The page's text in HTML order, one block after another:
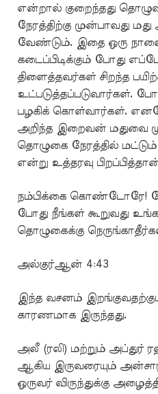
என்றால் குறைந்தது
நேரத்திற்கு முன்பாவது
வேண்டும். இதை ஒரு
கடைப்பிடிக்கும் போது
திளைத்தவர்கள் சிறந்த
உட்படுத்தப்படுவார்கள்.
பழகிக் கொள்வார்கள்.
அறிந்த இறைவன் மதுவை
தொழுகை நேரத்தில்
என்று உத்தரவு
நம்பிக்கை கொண்டோரே!
போது நீங்கள் கூறுவது
தொழுகைக்கு
அல்குர்ஆன் 4:43
இந்த வசனம்
காரணமாக இருந்தது.
அலீ (ரலி) மற்றும் அப்துர்
ஆகிய இருவரையும்
ஒருவர் விருந்துக்கு